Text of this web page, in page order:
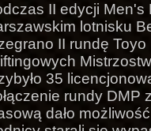
II edycji Men's
lotnisku
II rundę
35
rundy DMP
dało